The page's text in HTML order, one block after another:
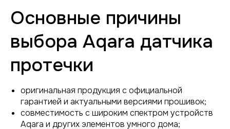
Основные причины
выбора Aqara датчика
протечки
оригинальная продукция с официальной
гарантией и актуальными версиями прошивок;
совместимость с широким спектром устройств
Aqara и других элементов умного дома;